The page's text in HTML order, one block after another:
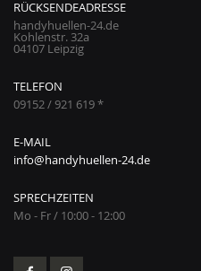
RÜCKSENDEADRESSE
handyhuellen-24.de
Kohlenstr. 32a
04107 Leipzig
TELEFON
09152 / 921 619 *
E-MAIL
info@handyhuellen-24.de
SPRECHZEITEN
Mo - Fr / 10:00 - 12:00